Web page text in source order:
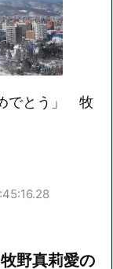
でとう」 牧
野真莉愛の